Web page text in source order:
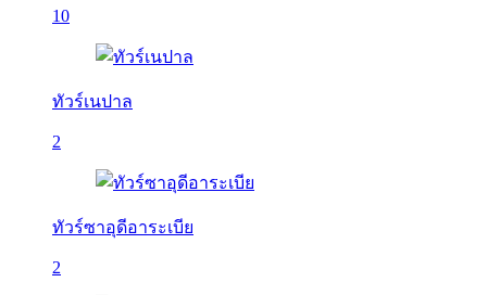
10
ทัวร์เนปาล
2
ทัวร์ซาอุดีอาระเบีย
2